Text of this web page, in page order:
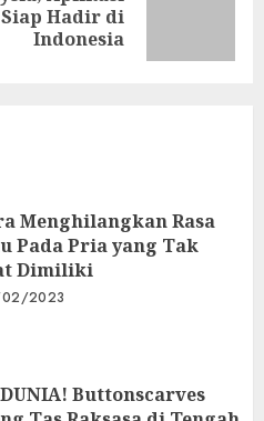
Siap Hadir di
Indonesia
Menghilangkan Rasa
Pada Pria yang Tak
Dimiliki
2023
Buttonscarves